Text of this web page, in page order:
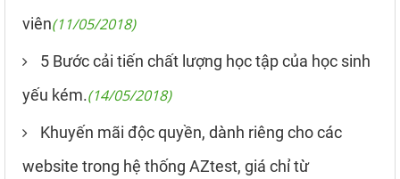
viên(11/05/2018)
5 Bước cải tiến chất lượng học tập của học sinh
yếu kém.(14/05/2018)
Khuyến mãi độc quyền, dành riêng cho các
website trong hệ thống AZtest, giá chỉ từ